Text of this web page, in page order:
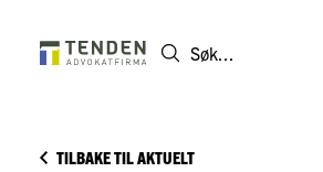
TILBAKE TIL AKTUELT